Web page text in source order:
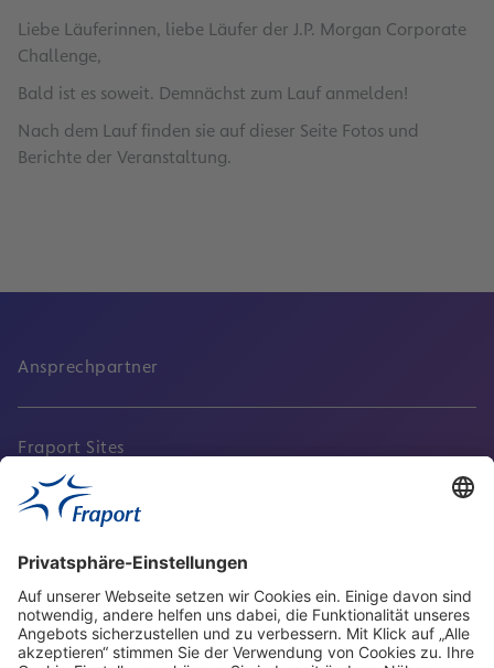
Liebe Läuferinnen, liebe Läufer der J.P. Morgan Corporate
Challenge,
Bald ist es soweit. Demnächst zum Lauf anmelden!
Nach dem Lauf finden sie auf dieser Seite Fotos und
Berichte der Veranstaltung.
Ansprechpartner
Fraport Sites
Aktuell
Service